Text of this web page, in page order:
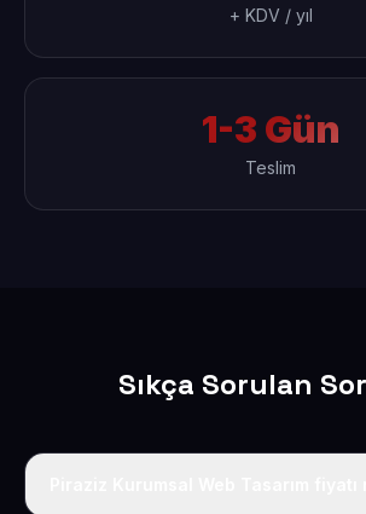
+ KDV / yıl
1-3 Gün
Teslim
Sıkça Sorulan